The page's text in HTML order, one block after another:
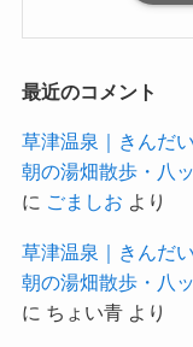
最近のコメント
草津温泉｜きんだ
朝の湯畑散歩・八
に ごましお より
草津温泉｜きんだ
朝の湯畑散歩・八
に ちょい青より